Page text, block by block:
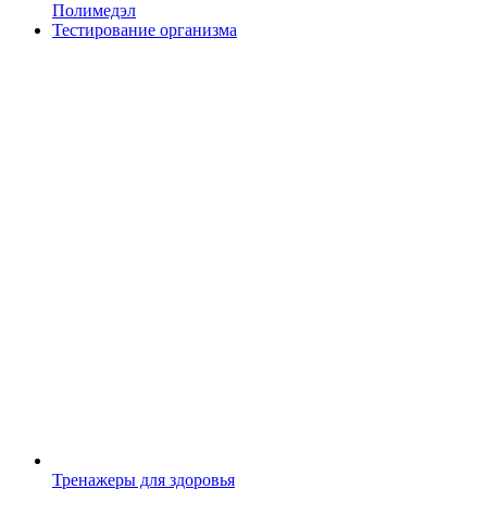
Полимедэл
Тестирование организма
Тренажеры для здоровья